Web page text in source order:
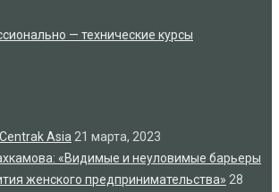
— технические курсы
Asia 21 марта, 2023
«Видимые и неуловимые барьеры
женского предпринимательства» 28